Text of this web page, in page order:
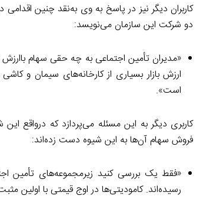
کاربران دیگر نیز در پاسخ به وی به‌نقد چنین
دو شرکت این سازمان می‌نویسد:
«مدیران تأمین اجتماعی به چه حقی سهام
ارزش بازار بسیاری از کارخانه‌های سیمان و
است».
کاربری دیگر به این مسئله می‌پردازد که درواقع
فروش سهام آن‌ها به این شیوه دست زده‌اند:
«فقط یک بررسی کنید زیرمجموعه‌های تأمین
رسیده‌اند. کامودیتی‌ها در اوج قیمتی با اولین